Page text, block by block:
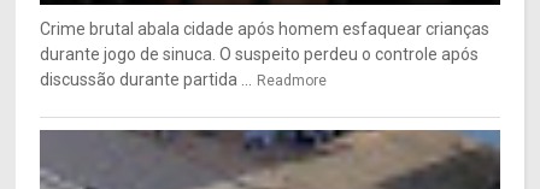
Crime brutal abala cidade após homem esfaquear crianças
durante jogo de sinuca. O suspeito perdeu o controle após
discussão durante partida ... Readmore